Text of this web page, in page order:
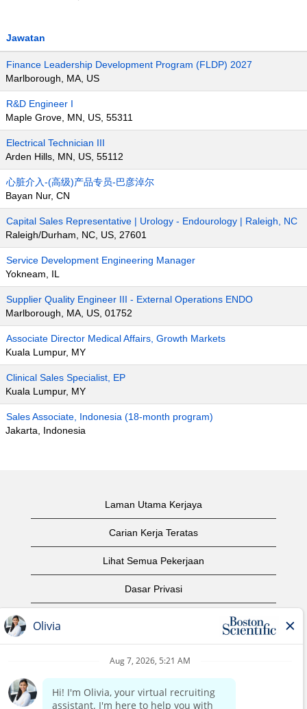
Jawatan
Finance Leadership Development Program (FLDP) 2027
Marlborough, MA, US
R&D Engineer I
Maple Grove, MN, US, 55311
Electrical Technician III
Arden Hills, MN, US, 55112
心脏介入-(高级)产品专员-巴彦淖尔
Bayan Nur, CN
Capital Sales Representative | Urology - Endourology | Raleigh, NC
Raleigh/Durham, NC, US, 27601
Service Development Engineering Manager
Yokneam, IL
Supplier Quality Engineer III - External Operations ENDO
Marlborough, MA, US, 01752
Associate Director Medical Affairs, Growth Markets
Kuala Lumpur, MY
Clinical Sales Specialist, EP
Kuala Lumpur, MY
Sales Associate, Indonesia (18-month program)
Jakarta, Indonesia
Laman Utama Kerjaya
Carian Kerja Teratas
Lihat Semua Pekerjaan
Dasar Privasi
Notis Hak Cipta
Laman Utama Korporat